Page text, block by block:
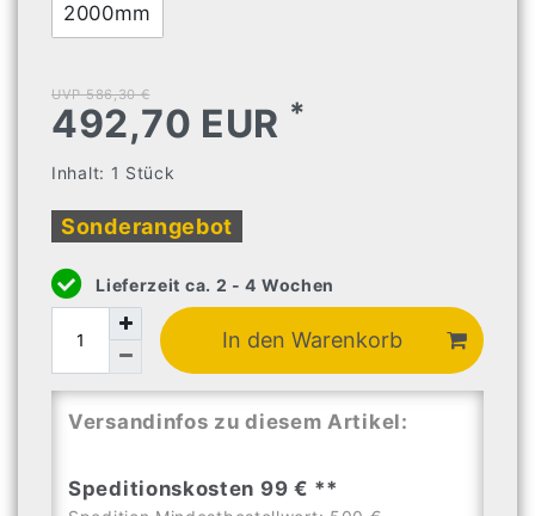
2000mm
UVP 586,30 €
492,70 EUR *
Inhalt: 1 Stück
Sonderangebot
Lieferzeit ca. 2 - 4 Wochen
In den Warenkorb
Versandinfos zu diesem Artikel:
Speditionskosten 99 € **